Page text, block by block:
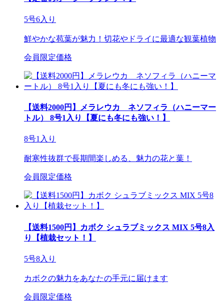
5号6入り
鮮やかな苞葉が魅力！切花やドライに最適な観葉植物
会員限定価格
【送料2000円】メラレウカ ネソフィラ（ハニーマー
トル） 8号1入り【夏にも冬にも強い！】
8号1入り
耐寒性抜群で長期間楽しめる、魅力の花と葉！
会員限定価格
【送料1500円】カボク シュラブミックス MIX 5号8入
り【植栽セット！】
5号8入り
カボクの魅力をあなたの手元に届けます
会員限定価格